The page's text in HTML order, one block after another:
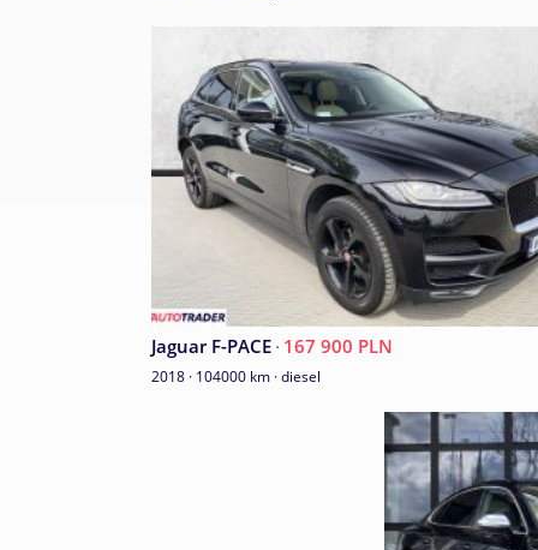
Jaguar F-PACE · 167 900 PLN
2018 · 104000 km · diesel